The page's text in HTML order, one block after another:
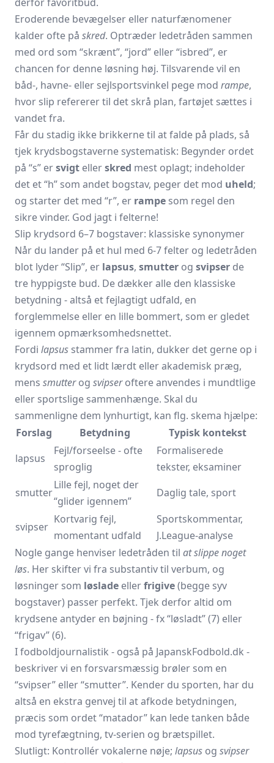
Eroderende bevægelser eller naturfænomener
kalder ofte på skred. Optræder ledetråden sammen
med ord som “skrænt”, “jord” eller “isbred”, er
chancen for denne løsning høj. Tilsvarende vil en
båd-, havne- eller sejlsportsvinkel pege mod rampe,
hvor slip refererer til det skrå plan, fartøjet sættes i
vandet fra.
Får du stadig ikke brikkerne til at falde på plads, så
tjek krydsbogstaverne systematisk: Begynder ordet
på “s” ersvigt ellerskred mest oplagt; indeholder
det et “h” som andet bogstav, peger det mod uheld;
og starter det med “r”, er rampe som regel den
sikre vinder. God jagt i felterne!
Slip krydsord 6–7 bogstaver: klassiske synonymer
Når du lander på et hul med 6-7 felter og ledetråden
blot lyder “Slip”, er lapsus, smutter og svipser de
tre hyppigste bud. De dækker alle den klassiske
betydning - altså et fejlagtigt udfald, en
forglemmelse eller en lille bommert, som er gledet
igennem opmærksomhedsnettet.
Fordi lapsus stammer fra latin, dukker det gerne op i
krydsord med et lidt lærdt eller akademisk præg,
mens smutterog svipseroftere anvendes i mundtlige
eller sportslige sammenhænge. Skal du
sammenligne dem lynhurtigt, kan flg. skema hjælpe:
Forslag
Betydning
Typisk kontekst
lapsus
Fejl/forseelse - ofte
sproglig
Formaliserede
tekster, eksaminer
smutter
Lille fejl, noget der
“glider igennem”
Daglig tale, sport
svipser
Kortvarig fejl,
momentant udfald
Sportskommentar,
J.League-analyse
Nogle gange henviser ledetråden til at slippe noget
løs. Her skifter vi fra substantiv til verbum, og
løsninger som løslade ellerfrigive(begge syv
bogstaver) passer perfekt. Tjek derfor altid om
krydsene antyder en bøjning - fx “løsladt” (7) eller
“frigav” (6).
I fodboldjournalistik - også på JapanskFodbold.dk -
beskriver vi en forsvarsmæssig brøler som en
“svipser” eller “smutter”. Kender du sporten, har du
altså en ekstra genvej til at afkode betydningen,
præcis som ordet “matador” kan lede tanken både
mod tyrefægtning, tv-serien og brætspillet.
Slutligt: Kontrollér vokalerne nøje; lapsus og svipser